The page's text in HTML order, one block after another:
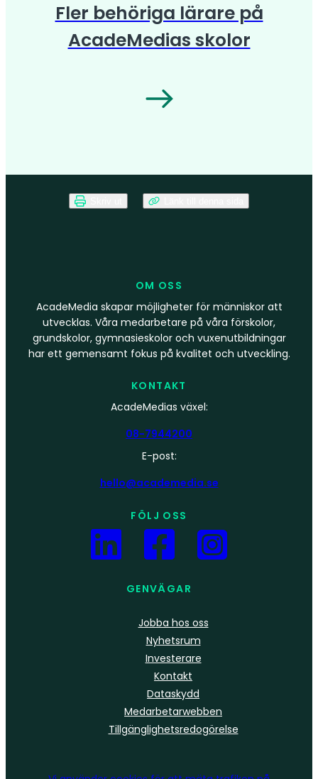
Fler behöriga lärare på
AcadeMedias skolor
OM OSS
AcadeMedia skapar möjligheter för människor att
utvecklas. Våra medarbetare på våra förskolor,
grundskolor, gymnasieskolor och vuxenutbildningar
har ett gemensamt fokus på kvalitet och utveckling.
KONTAKT
AcadeMedias växel:
08-7944200
E-post:
hello@academedia.se
FÖLJ OSS
GENVÄGAR
Jobba hos oss
Nyhetsrum
Investerare
Kontakt
Dataskydd
Medarbetarwebben
Tillgänglighetsredogörelse